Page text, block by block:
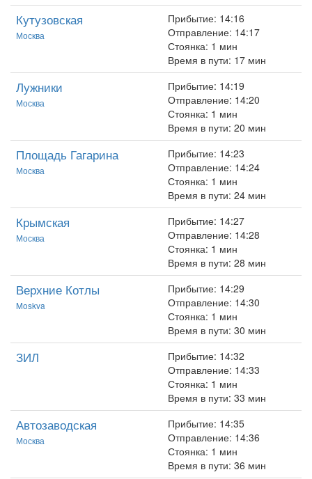
Кутузовская
Москва
Прибытие: 14:16
Отправление: 14:17
Стоянка: 1 мин
Время в пути: 17 мин
Лужники
Москва
Прибытие: 14:19
Отправление: 14:20
Стоянка: 1 мин
Время в пути: 20 мин
Площадь Гагарина
Москва
Прибытие: 14:23
Отправление: 14:24
Стоянка: 1 мин
Время в пути: 24 мин
Крымская
Москва
Прибытие: 14:27
Отправление: 14:28
Стоянка: 1 мин
Время в пути: 28 мин
Верхние Котлы
Moskva
Прибытие: 14:29
Отправление: 14:30
Стоянка: 1 мин
Время в пути: 30 мин
ЗИЛ
Прибытие: 14:32
Отправление: 14:33
Стоянка: 1 мин
Время в пути: 33 мин
Автозаводская
Москва
Прибытие: 14:35
Отправление: 14:36
Стоянка: 1 мин
Время в пути: 36 мин